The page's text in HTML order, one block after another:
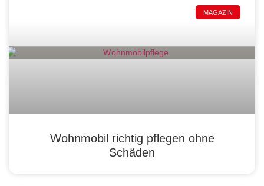
MAGAZIN
Wohnmobil richtig pflegen ohne
Schäden